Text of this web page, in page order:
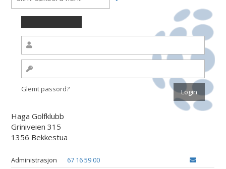
Glemt passord?
Haga Golfklubb
Griniveien 315
1356 Bekkestua
Administrasjon
67 16 59 00